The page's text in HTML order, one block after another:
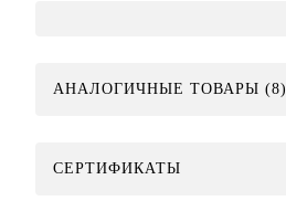
АНАЛОГИЧНЫЕ ТОВАРЫ (8)
СЕРТИФИКАТЫ